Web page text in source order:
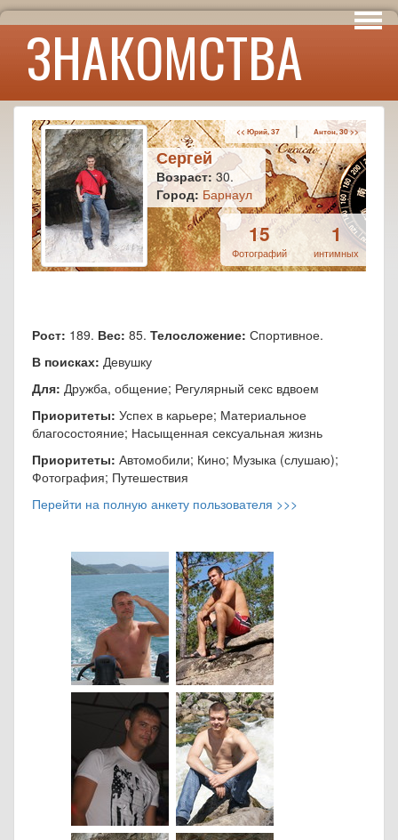
ЗНАКОМСТВА
Интересы
Юмор
Сергей
Возраст: 30.
Город: Барнаул
<< Юрий, 37 | Антон, 30 >>
15
Фотографий
1
интимных
Рост: 189. Вес: 85. Телосложение: Спортивное.
В поисках: Девушку
Для: Дружба, общение; Регулярный секс вдвоем
Приоритеты: Успех в карьере; Материальное
благосостояние; Насыщенная сексуальная жизнь
Приоритеты: Автомобили; Кино; Музыка (слушаю);
Фотография; Путешествия
Перейти на полную анкету пользователя >>>